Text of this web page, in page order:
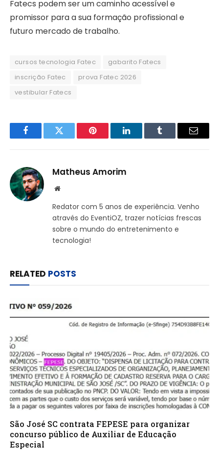
Fatecs podem ser um caminho acessível e
promissor para a sua formação profissional e
futuro mercado de trabalho.
cursos tecnologia Fatec
gabarito Fatecs
inscrição Fatec
prova Fatec 2026
vestibular Fatecs
FacebookTwitter Pinterest LinkedInTumblr Email
Matheus Amorim
Website
Redator com 5 anos de experiência. Venho
através do EventiOZ, trazer notícias frescas
sobre o mundo do entretenimento e
tecnologia!
RELATED POSTS
São José SC contrata FEPESE para organizar
concurso público de Auxiliar de Educação
Especial